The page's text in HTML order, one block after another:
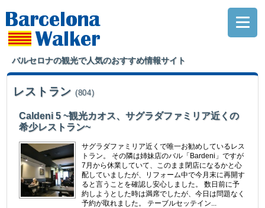
バルセロナの観光で人気のおすすめ情報サイト
レストラン (804)
Caldeni 5 ~観光カオス、サグラダファミリア近くの
希少レストラン~
サグラダファミリア近くで唯一お勧めしているレス
トラン。 その隣は姉妹店のバル「Bardeni」ですが
7月から休業していて、このまま閉店になるかと心
配していましたが、リフォーム中で今月末に再開す
ると言うことを確認し安心しました。 数日前に予
約しようとした時は満席でしたが、今日は問題なく
予約が取れました。 テーブルセッテイン...